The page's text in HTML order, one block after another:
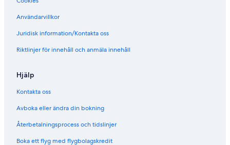
Användarvillkor
Juridisk information/Kontakta oss
Riktlinjer för innehåll och anmäla innehåll
Hjälp
Kontakta oss
Avboka eller ändra din bokning
Återbetalningsprocess och tidslinjer
Boka ett flyg med flygbolagskredit